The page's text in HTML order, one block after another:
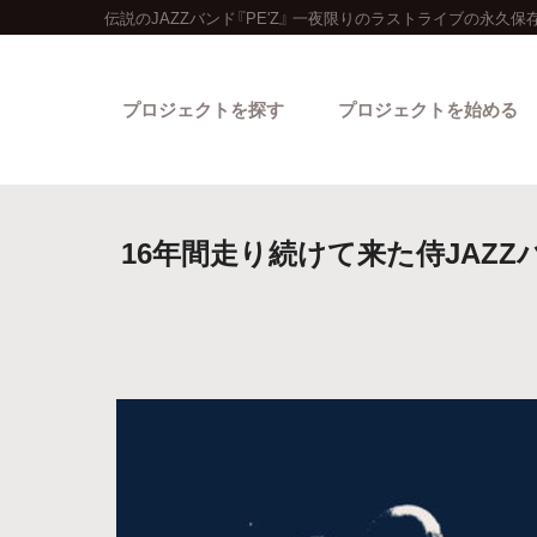
伝説のJAZZバンド『PE'Z』 一夜限りのラストライブの永久
プロジェクトを探す
カテゴリーから探す
プロジェクトを始める
16年間走り続けて来た侍JAZZ